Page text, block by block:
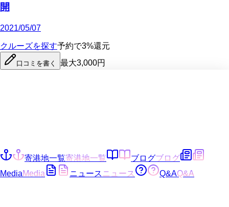
開
2021/05/07
クルーズを探す予約で3%還元
口コミを書く 最大3,000円
寄港地一覧寄港地一覧 ブログブログ
MediaMedia ニュース ニュース Q&AQ&A